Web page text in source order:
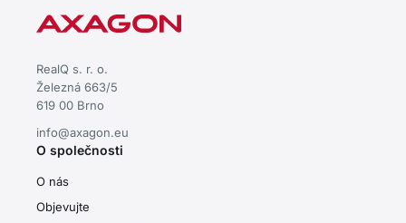
RealQ s. r. o.
Železná 663/5
619 00 Brno
info@axagon.eu
O společnosti
O nás
Objevujte